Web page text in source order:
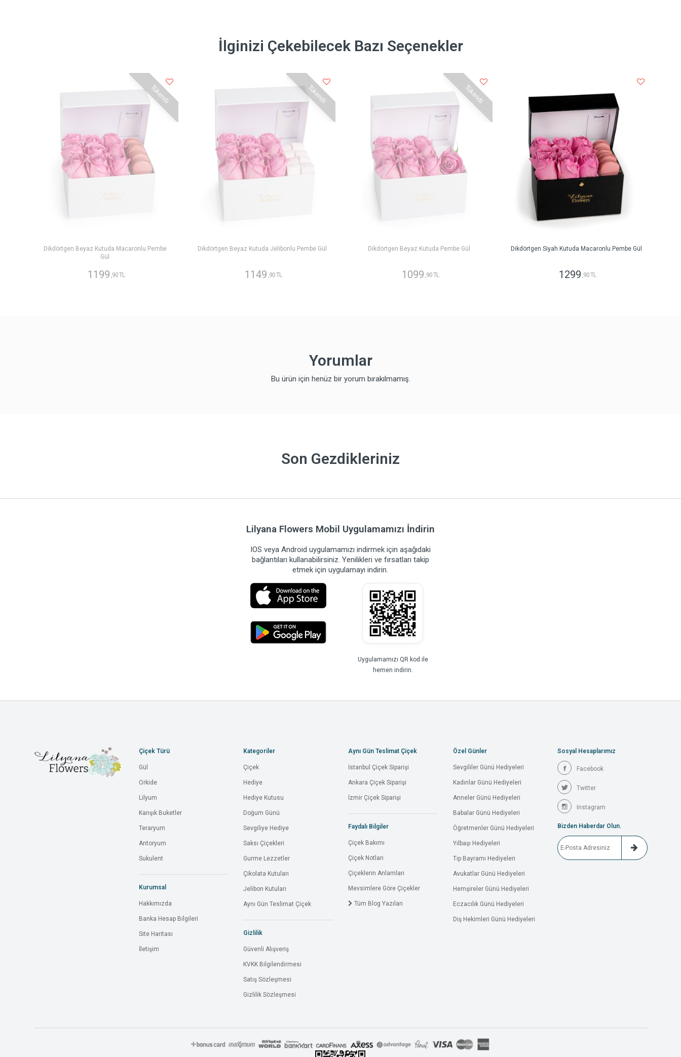
İlginizi Çekebilecek Bazı Seçenekler
Tükendi
Dikdörtgen Beyaz Kutuda Macaronlu Pembe
Gül
1199 ,90 TL
Tükendi
Dikdörtgen Beyaz Kutuda Jelibonlu Pembe Gül
1149 ,90 TL
Tükendi
Dikdörtgen Beyaz Kutuda Pembe Gül
1099 ,90 TL
Dikdörtgen Siyah Kutuda Macaronlu Pembe Gül
1299 ,90 TL
Yorumlar
Bu ürün için henüz bir yorum bırakılmamış.
Son Gezdikleriniz
Lilyana Flowers Mobil Uygulamamızı İndirin
IOS veya Android uygulamamızı indirmek için aşağıdaki
bağlantıları kullanabilirsiniz. Yenilikleri ve fırsatları takip
etmek için uygulamayı indirin.
Uygulamamızı QR kod ile
hemen indirin.
Çiçek Türü
Gül
Orkide
Lilyum
Karışık Buketler
Teraryum
Antoryum
Sukulent
Kurumsal
Hakkımızda
Banka Hesap Bilgileri
Site Haritası
İletişim
Kategoriler
Çiçek
Hediye
Hediye Kutusu
Doğum Günü
Sevgiliye Hediye
Saksı Çiçekleri
Gurme Lezzetler
Çikolata Kutuları
Jelibon Kutuları
Aynı Gün Teslimat Çiçek
Gizlilik
Güvenli Alışveriş
KVKK Bilgilendirmesi
Satış Sözleşmesi
Gizlilik Sözleşmesi
Aynı Gün Teslimat Çiçek
İstanbul Çiçek Siparişi
Ankara Çiçek Siparişi
İzmir Çiçek Siparişi
Faydalı Bilgiler
Çiçek Bakımı
Çiçek Notları
Çiçeklerin Anlamları
Mevsimlere Göre Çiçekler
Tüm Blog Yazıları
Özel Günler
Sevgililer Günü Hediyeleri
Kadınlar Günü Hediyeleri
Anneler Günü Hediyeleri
Babalar Günü Hediyeleri
Öğretmenler Günü Hediyeleri
Yılbaşı Hediyeleri
Tıp Bayramı Hediyeleri
Avukatlar Günü Hediyeleri
Hemşireler Günü Hediyeleri
Eczacılık Günü Hediyeleri
Diş Hekimleri Günü Hediyeleri
Sosyal Hesaplarımız
Facebook
Twitter
Instagram
Bizden Haberdar Olun.